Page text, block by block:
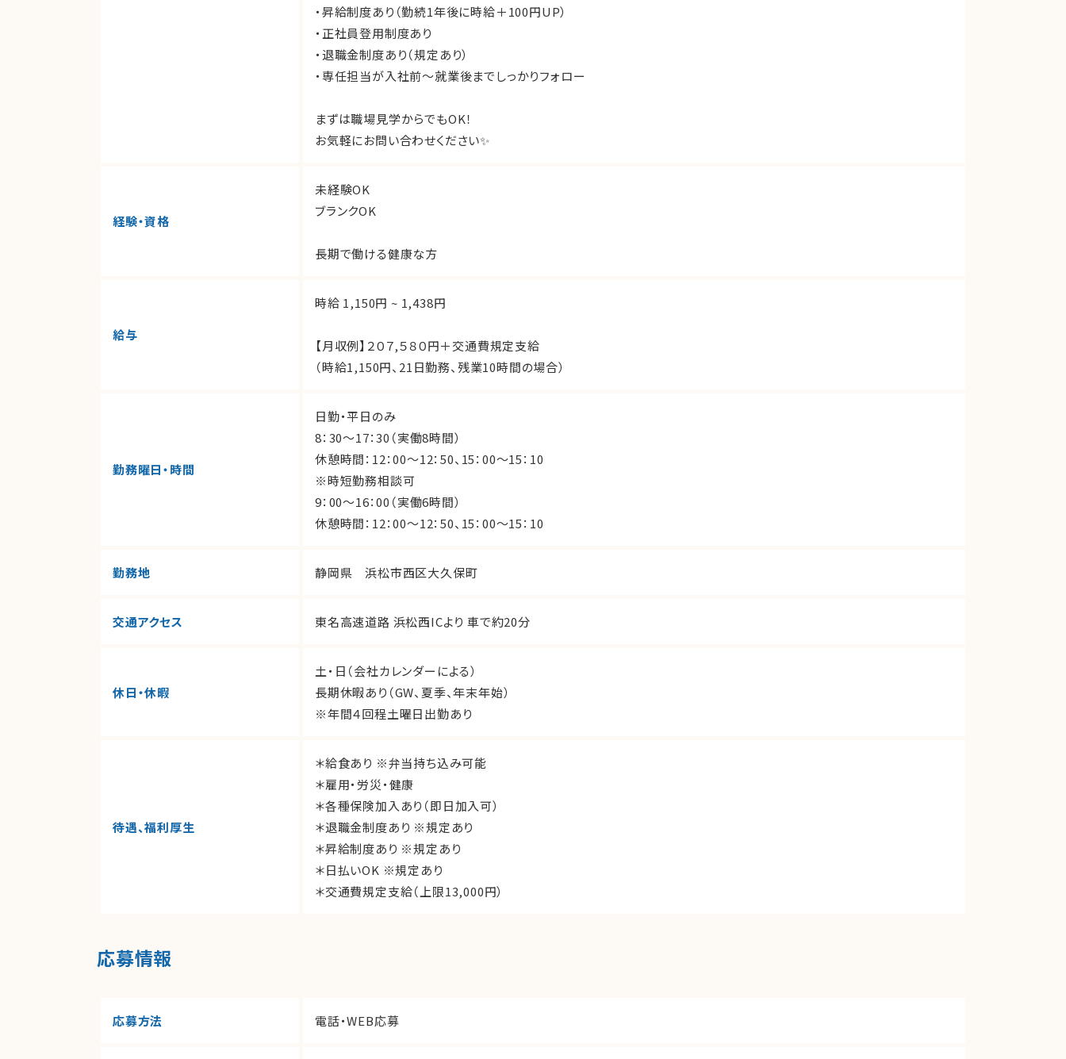
・昇給制度あり（勤続1年後に時給＋100円UP）
・正社員登用制度あり
・退職金制度あり（規定あり）
・専任担当が入社前〜就業後までしっかりフォロー
まずは職場見学からでもOK！
お気軽にお問い合わせください✨
経験・資格
未経験OK
ブランクOK
長期で働ける健康な方
給与
時給 1,150円 ~ 1,438円
【月収例】２０７,５８０円＋交通費規定支給
（時給1,150円、21日勤務、残業10時間の場合）
勤務曜日・時間
日勤・平日のみ
8：30～17：30（実働8時間）
休憩時間：12：00～12：50、15：00～15：10
※時短勤務相談可
9：00～16：00（実働6時間）
休憩時間：12：00～12：50、15：00～15：10
勤務地 静岡県 浜松市西区大久保町
交通アクセス 東名高速道路 浜松西ICより 車で約20分
休日・休暇
土・日（会社カレンダーによる）
長期休暇あり（GW、夏季、年末年始）
※年間４回程土曜日出勤あり
待遇、福利厚生
＊給食あり ※弁当持ち込み可能
＊雇用・労災・健康
＊各種保険加入あり（即日加入可）
＊退職金制度あり ※規定あり
＊昇給制度あり ※規定あり
＊日払いOK ※規定あり
＊交通費規定支給（上限13,000円）
応募情報
応募方法 電話・WEB応募